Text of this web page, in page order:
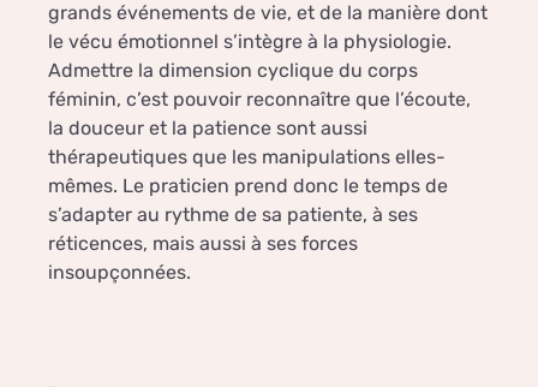
grands événements de vie, et de la manière dont
le vécu émotionnel s’intègre à la physiologie.
Admettre la dimension cyclique du corps
féminin, c’est pouvoir reconnaître que l’écoute,
la douceur et la patience sont aussi
thérapeutiques que les manipulations elles-
mêmes. Le praticien prend donc le temps de
s’adapter au rythme de sa patiente, à ses
réticences, mais aussi à ses forces
insoupçonnées.